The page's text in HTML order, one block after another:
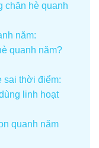
chăn hè quanh
năm:
quanh năm?
sai thời điểm:
linh hoạt
quanh năm